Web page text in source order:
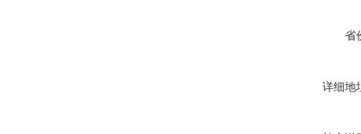
省
详细地